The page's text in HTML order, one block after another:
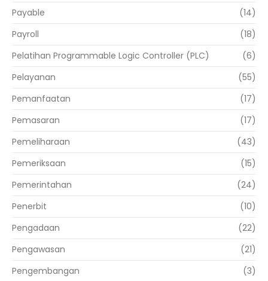
Payable
(14)
Payroll
(18)
Pelatihan Programmable Logic Controller (PLC)
(6)
Pelayanan
(55)
Pemanfaatan
(17)
Pemasaran
(17)
Pemeliharaan
(43)
Pemeriksaan
(15)
Pemerintahan
(24)
Penerbit
(10)
Pengadaan
(22)
Pengawasan
(21)
Pengembangan
(3)